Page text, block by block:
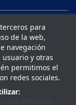
para
de la web,
navegación
y otras
permitimos el
redes sociales.